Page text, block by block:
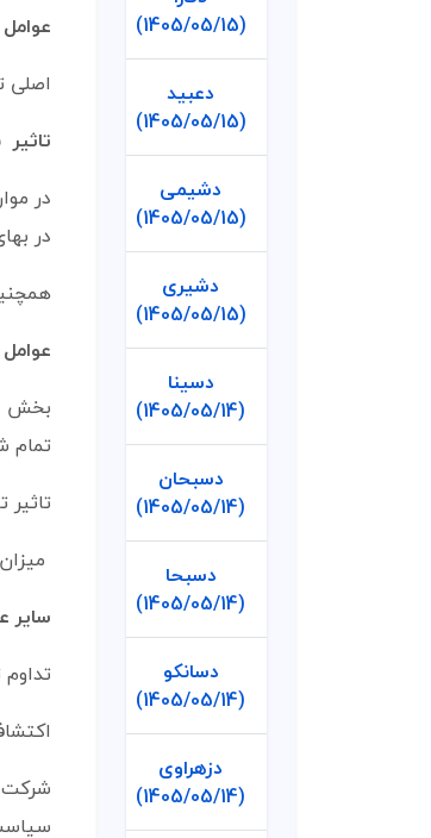
(1405/05/15)
دعبید
(1405/05/15)
دشیمی
(1405/05/15)
دشیری
(1405/05/15)
دسینا
(1405/05/14)
دسبحان
(1405/05/14)
دسبحا
(1405/05/14)
دسانکو
(1405/05/14)
دزهراوی
(1405/05/14)
اصلی
تاثیر
در
در
بخش
تمام
سایر
شرکت